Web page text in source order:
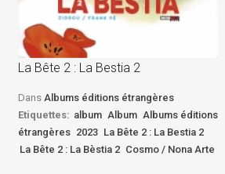
La Bête 2 : La Bestia 2
Dans Albums éditions étrangères
Etiquettes: album Album Albums éditions
étrangères 2023 La Bête 2 : La Bestia 2
La Bête 2 : La Bèstia 2 Cosmo / Nona Arte